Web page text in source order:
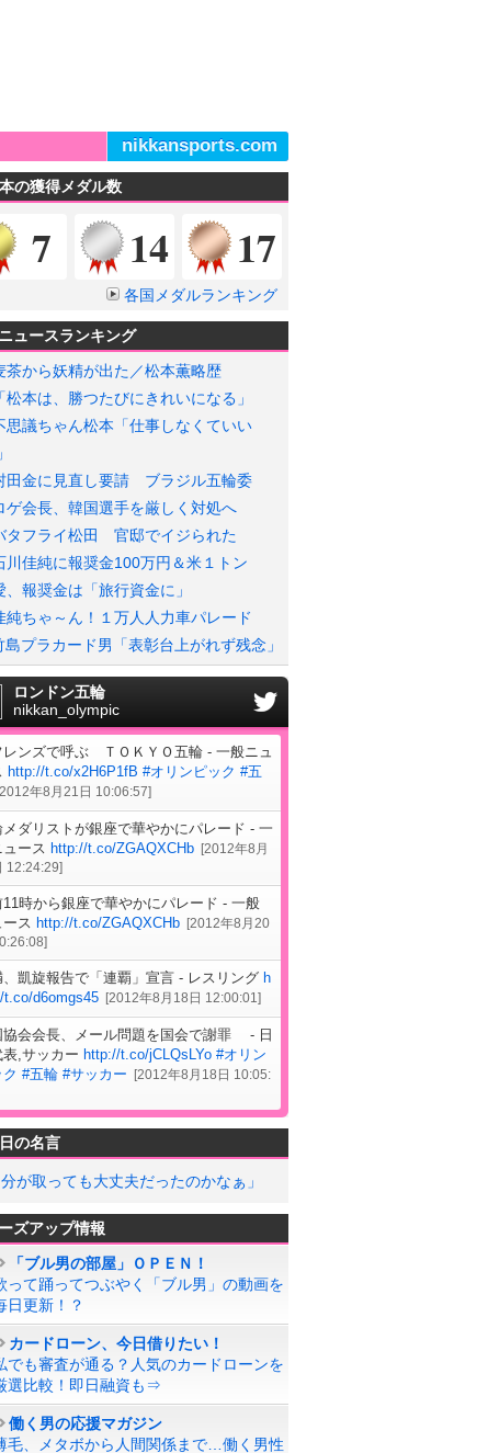
nikkansports.com
の獲得メダル数
金メダル
7 銀メダル
14 17
各国メダルランキング
ュースランキング
茶から妖精が出た／松本薫略歴
「松本は、勝つたびにきれいになる」
思議ちゃん松本「仕事しなくていい
田金に見直し要請 ブラジル五輪委
ゲ会長、韓国選手を厳しく対処へ
タフライ松田 官邸でイジられた
川佳純に報奨金100万円＆米１トン
、報奨金は「旅行資金に」
純ちゃ～ん！１万人人力車パレード
島プラカード男「表彰台上がれず残念」
ロンドン五輪
nikkan_olympic
レンズで呼ぶ ＴＯＫＹＯ五輪 - 一般ニュ
http://t.co/x2H6P1fB #オリンピック #五
年8月21日 10:06:57]
メダリストが銀座で華やかにパレード - 一
ース http://t.co/ZGAQXCHb [2012年8月
12:24:29]
11時から銀座で華やかにパレード - 一般
ース http://t.co/ZGAQXCHb [2012年8月20
]
、凱旋報告で「連覇」宣言 - レスリング h
t.co/d6omgs45 [2012年8月18日 12:00:01 ]
協会会長、メール問題を国会で謝罪 - 日
表,サッカー http://t.co/jCLQsLYo #オリン
ク #五輪 #サッカー [2012年8月18日 10:05:
の名言
分が取っても大丈夫だったのかなぁ」
ズアップ情報
「ブル男の部屋」ＯＰＥＮ！
って踊ってつぶやく「ブル男」の動画を
日更新！？
カードローン、今日借りたい！
でも審査が通る？人気のカードローンを
選比較！即日融資も⇒
働く男の応援マガジン
毛、メタボから人間関係まで…働く男性